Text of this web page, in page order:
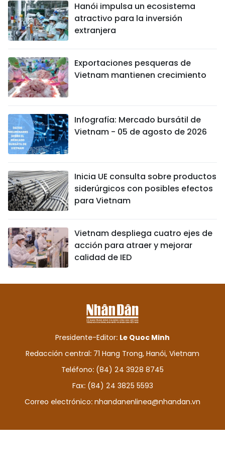
Hanói impulsa un ecosistema
atractivo para la inversión
extranjera
Exportaciones pesqueras de
Vietnam mantienen crecimiento
Infografía: Mercado bursátil de
Vietnam - 05 de agosto de 2026
Inicia UE consulta sobre productos
siderúrgicos con posibles efectos
para Vietnam
Vietnam despliega cuatro ejes de
acción para atraer y mejorar
calidad de IED
Presidente-Editor: Le Quoc Minh
Redacción central: 71 Hang Trong, Hanói, Vietnam
Teléfono: (84) 24 3928 8745
Fax: (84) 24 3825 5593
Correo electrónico: nhandanenlinea@nhandan.vn